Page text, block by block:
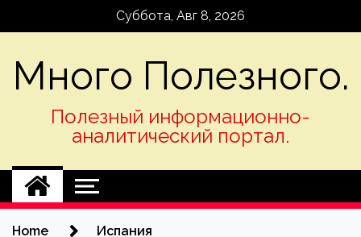
Суббота, Авг 8, 2026
Много Полезного.
Полезный информационно-
аналитический портал.
Home Испания